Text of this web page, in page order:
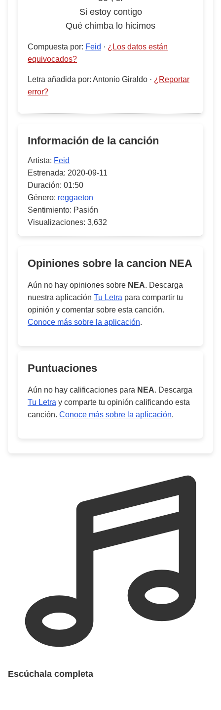
Si estoy contigo
Qué chimba lo hicimos
Compuesta por: Feid · ¿Los datos están
equivocados?
Letra añadida por: Antonio Giraldo · ¿Reportar
error?
Información de la canción
Artista: Feid
Estrenada: 2020-09-11
Duración: 01:50
Género: reggaeton
Sentimiento: Pasión
Visualizaciones: 3,632
Opiniones sobre la cancion NEA
Aún no hay opiniones sobre NEA. Descarga
nuestra aplicación Tu Letra para compartir tu
opinión y comentar sobre esta canción.
Conoce más sobre la aplicación.
Puntuaciones
Aún no hay calificaciones para NEA. Descarga
Tu Letra y comparte tu opinión calificando esta
canción. Conoce más sobre la aplicación.
Escúchala completa